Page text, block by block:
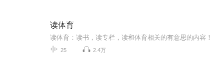
读体育
读体育：读书，读专栏，读和体育相关的有意思的内容！
25 2.4万